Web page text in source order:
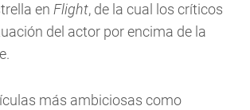
en Flight, de la cual los críticos
del actor por encima de la
más ambiciosas como